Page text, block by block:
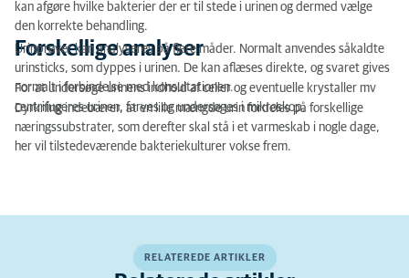
kan afgøre hvilke bakterier der er til stede i urinen og dermed vælge
den korrekte behandling.
Forskellige analyser
Urinprøver kan analyseres på flere måder. Normalt anvendes såkaldte
urinsticks, som dyppes i urinen. De kan aflæses direkte, og svaret gives
normalt i forbindelse med konsultationen.
For at undersøge urinens indhold af celler og eventuelle krystaller mv
centrifugeres urinen, farves og undersøges i mikroskop.
Dyrkning indebærer, at en lille mængde urin fordeles på forskellige
næringssubstrater, som derefter skal stå i et varmeskab i nogle dage,
her vil tilstedeværende bakteriekulturer vokse frem.
RELATEREDE ARTIKLER